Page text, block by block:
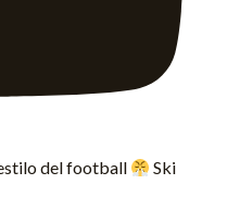
del football
Ski